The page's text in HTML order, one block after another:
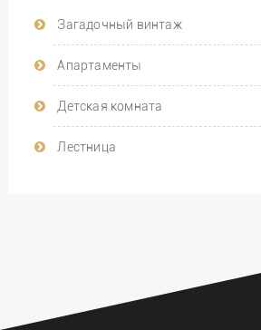
Загадочный винтаж
Апартаменты
Детская комната
Лестница